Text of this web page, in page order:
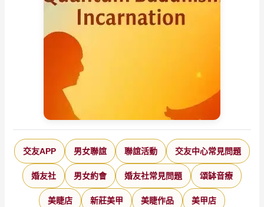
交友APP 男女聯誼 聯誼活動 交友中心常見問題
婚友社 男女約會 婚友社常見問題 頌缽音療
美睫店 新莊美甲 美睫作品 美甲店